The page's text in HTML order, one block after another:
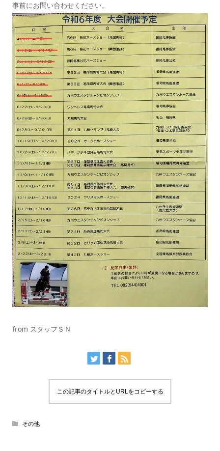
事前にお問い合わせください。
from スタッフＳＮ
この記事のタイトルとURLをコピーする
その他